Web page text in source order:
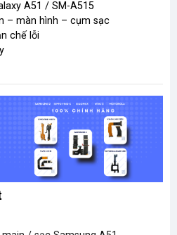
A51 / SM-A515
– màn hình – cụm sạc
chế lỗi